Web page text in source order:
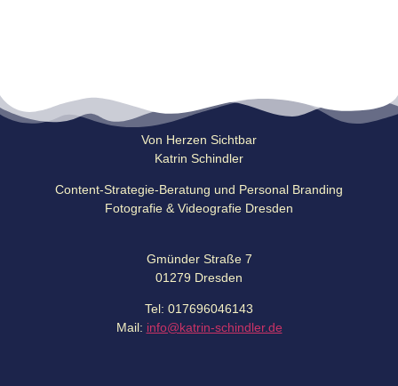
Von Herzen Sichtbar
Katrin Schindler
Content-Strategie-Beratung und Personal Branding
Fotografie & Videografie Dresden
Gmünder Straße 7
01279 Dresden
Tel: 017696046143
Mail: info@katrin-schindler.de